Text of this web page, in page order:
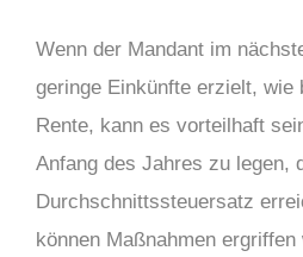
Wenn der Mandant im
geringe Einkünfte erzielt, wie
Rente, kann es vorteilhaft
Anfang des Jahres zu legen,
Durchschnittssteuersatz
können Maßnahmen